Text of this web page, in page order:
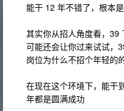
能干 12 年不错了，根本
其实你从招人角度看，39
可能还会让你过来试试，
岗位为什么不招个年轻的
在现在这个环境下，能干
年都是圆满成功